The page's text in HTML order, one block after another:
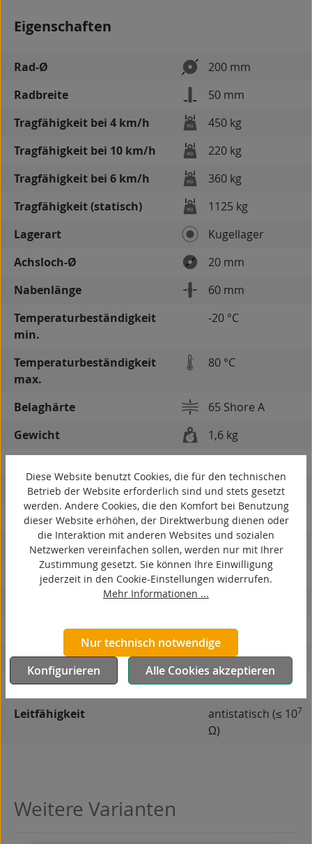
Eigenschaften
Rad-Ø
200 mm
Radbreite
50 mm
Tragfähigkeit bei 4 km/h
450 kg
Tragfähigkeit bei 10 km/h
220 kg
Tragfähigkeit bei 6 km/h
360 kg
Tragfähigkeit (statisch)
1125 kg
Lagerart
Kugellager
Achsloch-Ø
20 mm
Nabenlänge
60 mm
Temperaturbeständigkeit
min.
-20 °C
Temperaturbeständigkeit
max.
80 °C
Belaghärte
65 Shore A
Gewicht
1,6 kg
kontaktverfärbungsfrei
antistatisch
ESD
elektrisch leitfähig
korrosionsbeständig
hitzebeständig
autoklaventauglich
Produkttyp
Rad
Leitfähigkeit
antistatisch (≤ 107
Ω)
Produktgalerie überspringen
Weitere Varianten
Diese Website benutzt Cookies, die für den technischen
Betrieb der Website erforderlich sind und stets gesetzt
werden. Andere Cookies, die den Komfort bei Benutzung
dieser Website erhöhen, der Direktwerbung dienen oder
die Interaktion mit anderen Websites und sozialen
Netzwerken vereinfachen sollen, werden nur mit Ihrer
Zustimmung gesetzt. Sie können Ihre Einwilligung
jederzeit in den Cookie-Einstellungen widerrufen.
Mehr Informationen ...
Nur technisch notwendige
Konfigurieren
Alle Cookies akzeptieren